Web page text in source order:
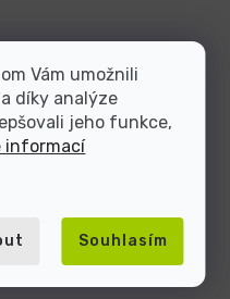
Vám umožnili
díky analýze
jeho funkce,
informací
Souhlasím